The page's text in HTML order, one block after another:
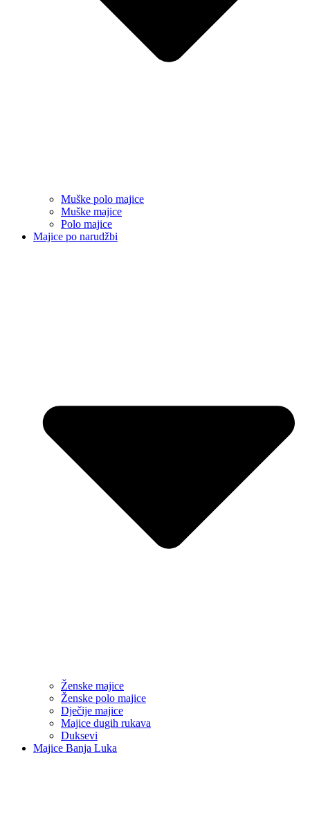
Muške polo majice
Muške majice
Polo majice
Majice po narudžbi
Ženske majice
Ženske polo majice
Dječije majice
Majice dugih rukava
Duksevi
Majice Banja Luka